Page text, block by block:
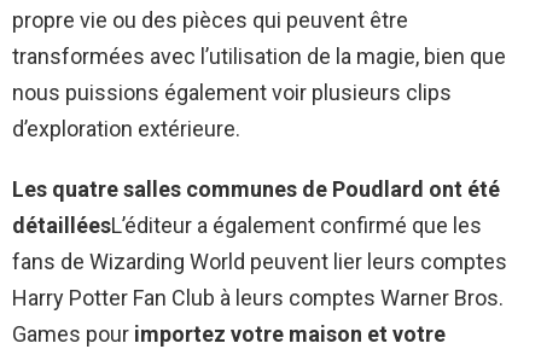
propre vie ou des pièces qui peuvent être
transformées avec l’utilisation de la magie, bien que
nous puissions également voir plusieurs clips
d’exploration extérieure.
Les quatre salles communes de Poudlard ont été
détailléesL’éditeur a également confirmé que les
fans de Wizarding World peuvent lier leurs comptes
Harry Potter Fan Club à leurs comptes Warner Bros.
Games pour importez votre maison et votre